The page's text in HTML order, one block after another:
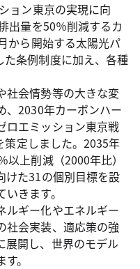
ョン東京の実現に向
出量を50％削減するカ
から開始する太陽光パ
た条例制度に加え、各種
社会情勢等の大きな変
、2030年カーボンハー
ロエミッション東京戦
定しました。2035年
上削減（2000年比）
けた31の個別目標を設
きます。
ルギー化やエネルギー
社会実装、適応策の強
展開し、世界のモデル
。